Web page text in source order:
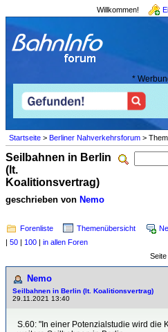
Willkommen!
*
Startseite > Berliner Nahverkehrsforum >
Seilbahnen in Berlin
(lt.
Koalitionsvertrag)
geschrieben von Nemo
Forenliste Themenübersicht
| 50 | 100 | in allen Foren
Nemo
Seilbahnen in Berlin (lt. Koalitionsvertrag)
29.11.2021 13:40
S.60: "In einer Potenzialstudie wird die